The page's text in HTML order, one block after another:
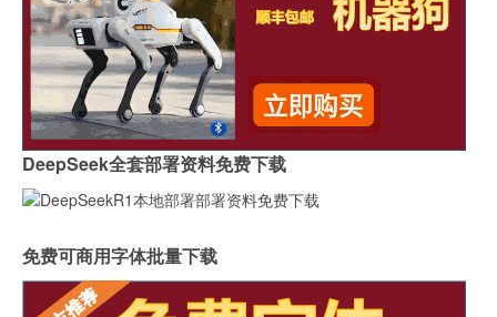
DeepSeek全套部署资料免费下载
免费可商用字体批量下载